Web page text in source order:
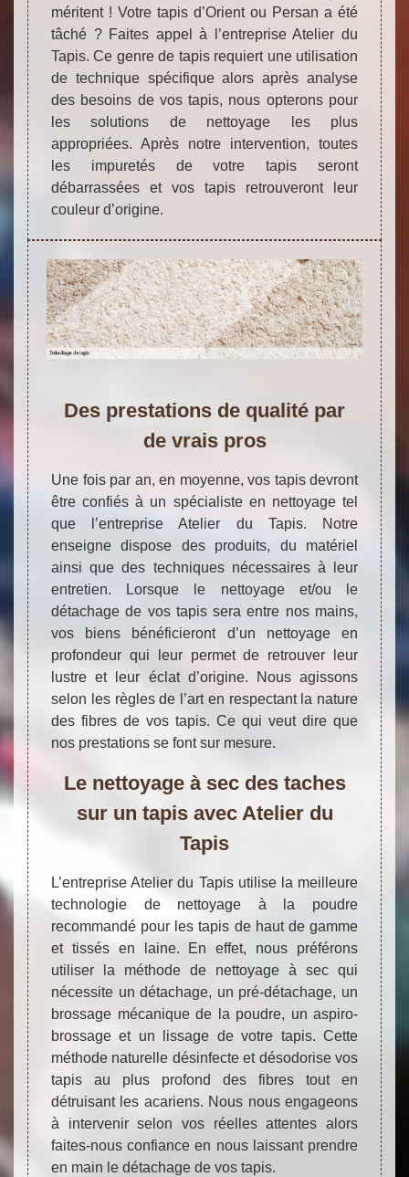
méritent ! Votre tapis d’Orient ou Persan a été
tâché ? Faites appel à l’entreprise Atelier du
Tapis. Ce genre de tapis requiert une utilisation
de technique spécifique alors après analyse
des besoins de vos tapis, nous opterons pour
les solutions de nettoyage les plus
appropriées. Après notre intervention, toutes
les impuretés de votre tapis seront
débarrassées et vos tapis retrouveront leur
couleur d’origine.
Des prestations de qualité par
de vrais pros
Une fois par an, en moyenne, vos tapis devront
être confiés à un spécialiste en nettoyage tel
que l’entreprise Atelier du Tapis. Notre
enseigne dispose des produits, du matériel
ainsi que des techniques nécessaires à leur
entretien. Lorsque le nettoyage et/ou le
détachage de vos tapis sera entre nos mains,
vos biens bénéficieront d’un nettoyage en
profondeur qui leur permet de retrouver leur
lustre et leur éclat d’origine. Nous agissons
selon les règles de l’art en respectant la nature
des fibres de vos tapis. Ce qui veut dire que
nos prestations se font sur mesure.
Le nettoyage à sec des taches
sur un tapis avec Atelier du
Tapis
L’entreprise Atelier du Tapis utilise la meilleure
technologie de nettoyage à la poudre
recommandé pour les tapis de haut de gamme
et tissés en laine. En effet, nous préférons
utiliser la méthode de nettoyage à sec qui
nécessite un détachage, un pré-détachage, un
brossage mécanique de la poudre, un aspiro-
brossage et un lissage de votre tapis. Cette
méthode naturelle désinfecte et désodorise vos
tapis au plus profond des fibres tout en
détruisant les acariens. Nous nous engageons
à intervenir selon vos réelles attentes alors
faites-nous confiance en nous laissant prendre
en main le détachage de vos tapis.